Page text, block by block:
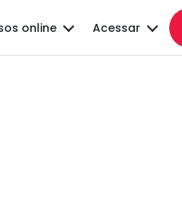
online Acessar